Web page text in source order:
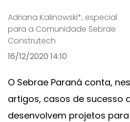
Adriana Kalinowski*, especial
para a Comunidade Sebrae
Construtech
16/12/2020 14:10
O Sebrae Paraná conta,
artigos, casos de sucesso
desenvolvem projetos